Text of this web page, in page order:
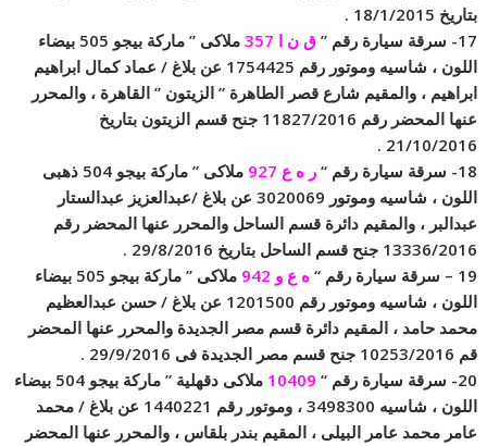
بتاريخ 18/1/2015 .
17- سرقة سيارة رقم ”
ق ن ا 357
ملاكى ” ماركة بيجو 505 بيضاء
اللون ، شاسيه وموتور رقم 1754425 عن بلاغ / عماد كمال ابراهيم
ابراهيم ، والمقيم شارع قصر الطاهرة ” الزيتون ” القاهرة ، والمحرر
عنها المحضر رقم 11827/2016 جنح قسم الزيتون بتاريخ
21/10/2016 .
18- سرقة سيارة رقم “
ر ه ع 927
ملاكى ” ماركة بيجو 504 ذهبى
اللون ، شاسيه وموتور 3020069 عن بلاغ /عبدالعزيز عبدالستار
عبدالبر ، والمقيم دائرة قسم الساحل والمحرر عنها المحضر رقم
13336/2016 جنح قسم الساحل بتاريخ 29/8/2016 .
19 – سرقة سيارة رقم “
ه ع و 942
ملاكى ” ماركة بيجو 505 بيضاء
اللون ، شاسيه وموتور رقم 1201500 عن بلاغ / حسن عبدالعظيم
محمد حامد ، المقيم دائرة قسم مصر الجديدة والمحرر عنها المحضر
قم 10253/2016 جنح قسم مصر الجديدة فى 29/9/2016 .
20- سرقة سيارة رقم “
ملاكى دقهلية ” ماركة بيجو 504 بيضاء
اللون ، شاسيه 3498300 ، وموتور رقم 1440221 عن بلاغ / محمد
عامر محمد عامر البيلى ، المقيم بندر بلقاس ، والمحرر عنها المحضر